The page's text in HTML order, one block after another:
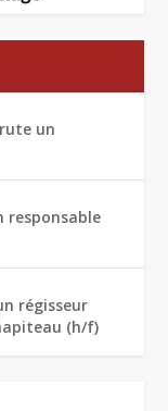
un
responsable
régisseur
(h/f)